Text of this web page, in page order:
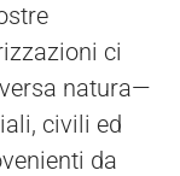
ci
natura—
civili ed
da